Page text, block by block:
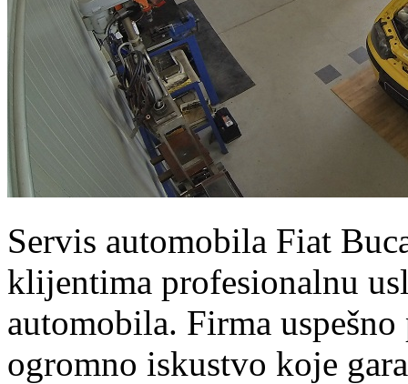
Servis automobila Fiat
klijentima profesionalnu
automobila. Firma
ogromno iskustvo koje